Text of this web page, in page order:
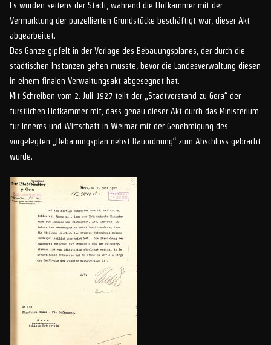
Es wurden seitens der Stadt, während die Hofkammer mit der
Vermarktung der parzellierten Grundstücke beschäftigt war, dieser Akt
abgearbeitet.
Das Ganze gipfelt in der Vorlage des Bebauungsplanes, der durch die
städtischen Instanzen gehen musste, bevor die Landesverwaltung diesen
in einem finalen Verwaltungsakt abgesegnet hat.
Mit Schreiben vom 2. Juli 1927 teilt der „Stadtvorstand zu Gera“ der
fürstlichen Hofkammer mit, dass genau dieser Akt durch das Ministerium
für Inneres und Wirtschaft in Weimar mit der Genehmigung des
vorgelegten „Bebauungsplan nebst Bauordnung“ zum Abschluss gebracht
wurde.